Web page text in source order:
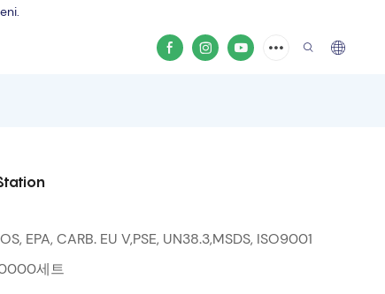
EPA, CARB. EU V,PSE, UN38.3,MSDS, ISO9001
세트